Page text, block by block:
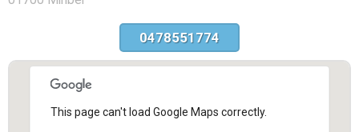
0478551774
This page can't load Google Maps correctly.